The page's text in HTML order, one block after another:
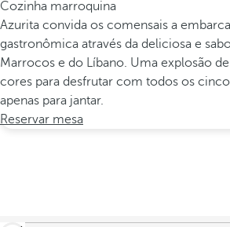
Cozinha marroquina
Azurita convida os comensais a
gastronômica através da deliciosa e
Marrocos e do Líbano. Uma explosão
cores para desfrutar com todos os
apenas para jantar.
Reservar mesa